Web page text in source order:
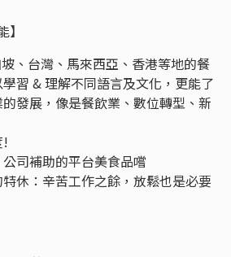
、台灣、馬來西亞、香港等地的餐
習 & 理解不同語言及文化，更能了
發展，像是餐飲業、數位轉型、新
!
司補助的平台美食品嚐
休：辛苦工作之餘，放鬆也是必要